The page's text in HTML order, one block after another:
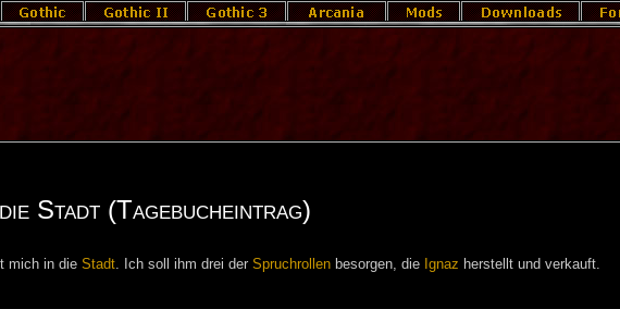
Stadt (Tagebucheintrag)
mich in die Stadt. Ich soll ihm drei der Spruchrollenbesorgen, die Ignaz herstellt und verkauft.